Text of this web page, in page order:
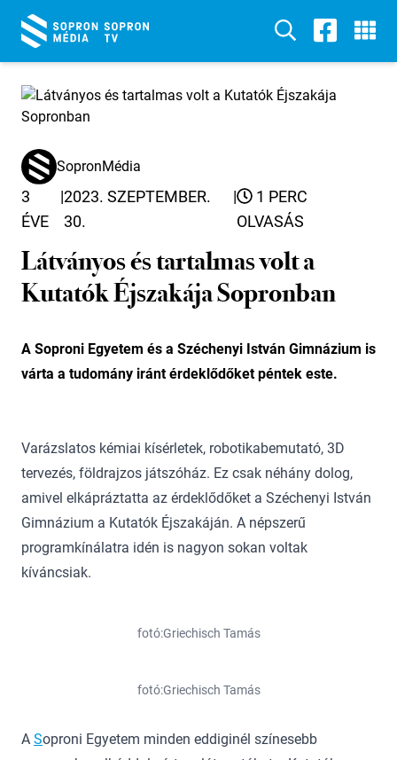
SopronMédia
3
ÉVE
|2023. SZEPTEMBER.
30.
|
1 PERC
OLVASÁS
Látványos és tartalmas volt a
Kutatók Éjszakája Sopronban
A Soproni Egyetem és a Széchenyi István Gimnázium is
várta a tudomány iránt érdeklődőket péntek este.
Varázslatos kémiai kísérletek, robotikabemutató, 3D
tervezés, földrajzos játszóház. Ez csak néhány dolog,
amivel elkápráztatta az érdeklődőket a Széchenyi István
Gimnázium a Kutatók Éjszakáján. A népszerű
programkínálatra idén is nagyon sokan voltak
kíváncsiak.
fotó:Griechisch Tamás
fotó:Griechisch Tamás
A Soproni Egyetem minden eddiginél színesebb